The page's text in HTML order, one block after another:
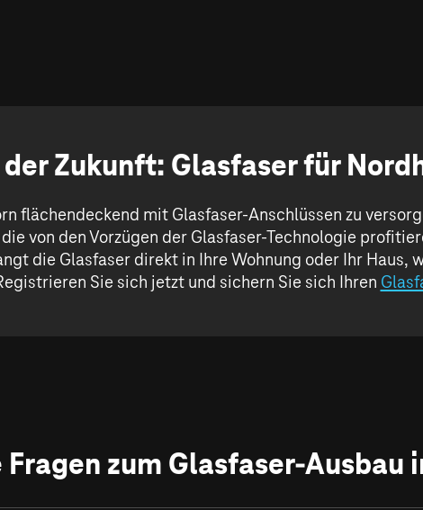
der Zukunft: Glasfaser für
flächendeckend mit Glasfaser-Anschlüssen zu
von den Vorzügen der Glasfaser-Technologie
die Glasfaser direkt in Ihre Wohnung oder Ihr Haus,
Sie sich jetzt und sichern Sie sich Ihren
zum Glasfaser-Ausbau